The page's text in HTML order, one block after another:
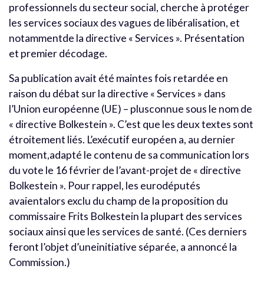
professionnels du secteur social, cherche à protéger
les services sociaux des vagues de libéralisation, et
notammentde la directive « Services ». Présentation
et premier décodage.
Sa publication avait été maintes fois retardée en
raison du débat sur la directive « Services » dans
l’Union européenne (UE) – plusconnue sous le nom de
« directive Bolkestein ». C’est que les deux textes sont
étroitement liés. L’exécutif européen a, au dernier
moment,adapté le contenu de sa communication lors
du vote le 16 février de l’avant-projet de « directive
Bolkestein ». Pour rappel, les eurodéputés
avaientalors exclu du champ de la proposition du
commissaire Frits Bolkestein la plupart des services
sociaux ainsi que les services de santé. (Ces derniers
feront l’objet d’uneinitiative séparée, a annoncé la
Commission.)